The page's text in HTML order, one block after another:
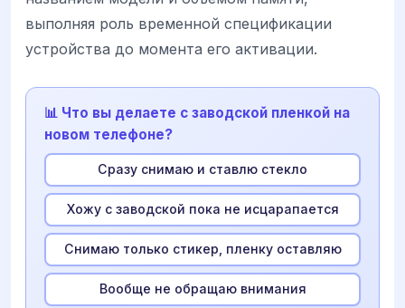
выполняя роль временной спецификации
устройства до момента его активации.
📊 Что вы делаете с заводской пленкой на
новом телефоне?
Сразу снимаю и ставлю стекло
Хожу с заводской пока не исцарапается
Снимаю только стикер, пленку оставляю
Вообще не обращаю внимания